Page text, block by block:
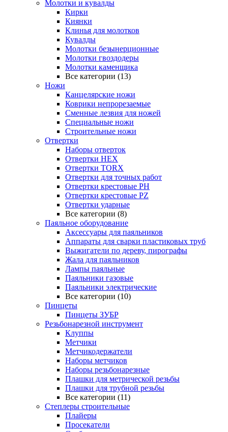
Молотки и кувалды
Кирки
Киянки
Клинья для молотков
Кувалды
Молотки безынерционные
Молотки гвоздодеры
Молотки каменщика
Все категории (13)
Ножи
Канцелярские ножи
Коврики непрорезаемые
Сменные лезвия для ножей
Специальные ножи
Строительные ножи
Отвертки
Наборы отверток
Отвертки HEX
Отвертки TORX
Отвертки для точных работ
Отвертки крестовые PH
Отвертки крестовые PZ
Отвертки ударные
Все категории (8)
Паяльное оборудование
Аксессуары для паяльников
Аппараты для сварки пластиковых труб
Выжигатели по дереву, пирографы
Жала для паяльников
Лампы паяльные
Паяльники газовые
Паяльники электрические
Все категории (10)
Пинцеты
Пинцеты ЗУБР
Резьбонарезной инструмент
Клуппы
Метчики
Метчикодержатели
Наборы метчиков
Наборы резьбонарезные
Плашки для метрической резьбы
Плашки для трубной резьбы
Все категории (11)
Степлеры строительные
Плайеры
Просекатели